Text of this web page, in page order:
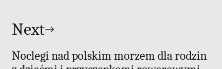
Next
Noclegi nad polskim morzem dla rodzin